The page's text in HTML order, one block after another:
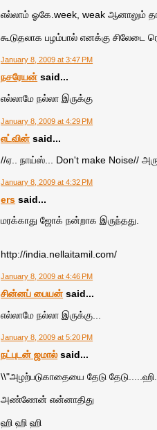
எல்லாம் ஓகே.week, weak ஆனாலும்
கூடுதலாக பழம்பால் எனக்கு சிலேடை
January 8, 2009 at 3:47 PM
நசரேயன் said...
எல்லாமே நல்லா இருக்கு
January 8, 2009 at 4:29 PM
எட்வின் said...
//ஏ.. நாய்ஸ்... Don't make Noise//
January 8, 2009 at 4:32 PM
ers said...
மரக்காது ஜோக் நன்றாக இருந்தது.
http://india.nellaitamil.com/
January 8, 2009 at 4:46 PM
சின்னப் பையன் said...
எல்லாமே நல்லா இருக்கு...
January 8, 2009 at 5:20 PM
நட்புடன் ஜமால்said...
\\"அழற்படுகாதையை தேடு
அண்ணேன் என்னாதிது
ஹி ஹி ஹி